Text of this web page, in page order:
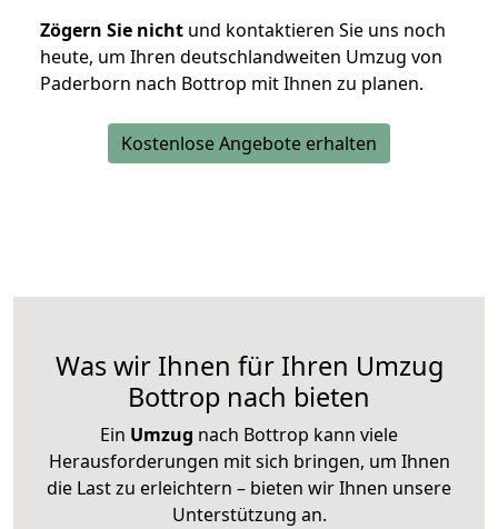
Zögern Sie nicht und kontaktieren Sie uns noch
heute, um Ihren deutschlandweiten Umzug von
Paderborn nach Bottrop mit Ihnen zu planen.
Kostenlose Angebote erhalten
Was wir Ihnen für Ihren Umzug
Bottrop nach bieten
Ein Umzug nach Bottrop kann viele
Herausforderungen mit sich bringen, um Ihnen
die Last zu erleichtern – bieten wir Ihnen unsere
Unterstützung an.